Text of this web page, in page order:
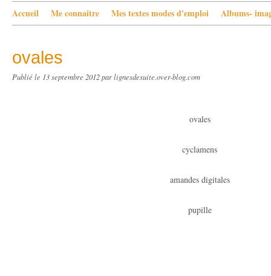
Accueil Me connaître Mes textes modes d'emploi Albums-
ovales
Publié le 13 septembre 2012par lignesdesuite.over-blog.com
ovales
cyclamens
amandes digitales
pupille